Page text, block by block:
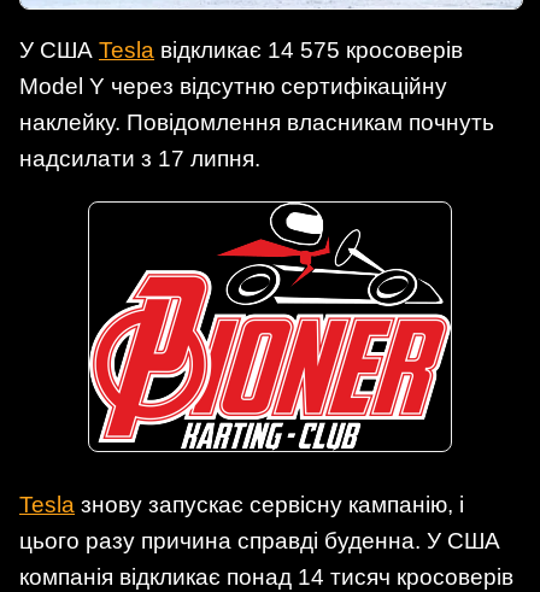
У США Tesla відкликає 14 575 кросоверів
Model Y через відсутню сертифікаційну
наклейку. Повідомлення власникам почнуть
надсилати з 17 липня.
Tesla знову запускає сервісну кампанію, і
цього разу причина справді буденна. У США
компанія відкликає понад 14 тисяч кросоверів